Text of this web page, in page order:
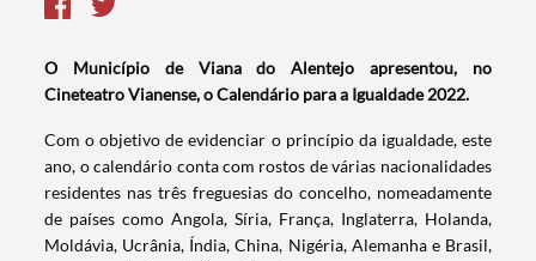
O Município de Viana do Alentejo apresentou, no
Cineteatro Vianense, o Calendário para a Igualdade 2022.
Com o objetivo de evidenciar o princípio da igualdade, este
ano, o calendário conta com rostos de várias nacionalidades
residentes nas três freguesias do concelho, nomeadamente
de países como Angola, Síria, França, Inglaterra, Holanda,
Moldávia, Ucrânia, Índia, China, Nigéria, Alemanha e Brasil,